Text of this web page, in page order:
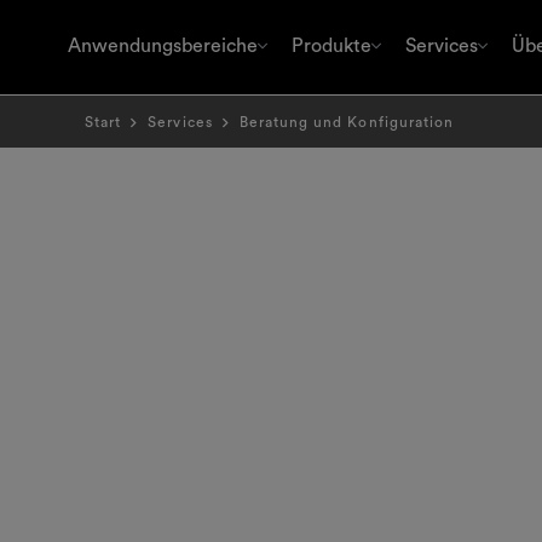
Anwendungsbereiche Produkte Services
Start Services Beratung und Konfiguration